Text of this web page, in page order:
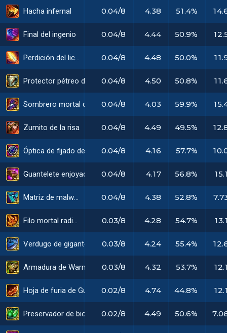
Hacha infernal
Final del ingenio
Perdición del liche
Protector pétreo de gárgola radiante
Zumito de la risa
Óptica de fijado de objetivos
Guantelete enjoyado radiante
Matriz de malware
Filo mortal radiante
Verdugo de gigantes radiante
Armadura de Warmog radiante
Hoja de furia de Guinsoo radiante
0.04/8 4.38 51.4%
0.04/8 4.44 50.9%
0.04/8 4.48 50.0%
0.04/8 4.50 50.8%
0.04/8 4.03 59.9%
0.04/8 4.49 49.5%
0.04/8 4.16 57.7%
0.04/8 4.17 56.8%
0.04/8 4.38 52.8%
0.03/8 4.28 54.7%
0.03/8 4.24 55.4%
0.03/8 4.32 53.7%
0.02/8 4.74 44.8%
0.02/8 4.49 50.6%